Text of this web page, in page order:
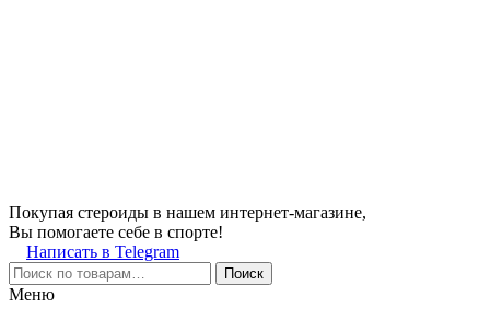
Покупая стероиды в нашем интернет-магазине,
Вы помогаете себе в спорте!
Написать в Telegram
Поиск
Меню